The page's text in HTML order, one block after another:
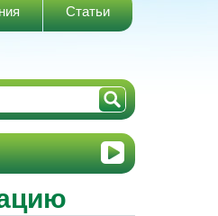
Статьи